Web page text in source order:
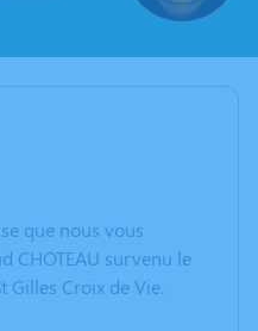
que nous vous
CHOTEAU survenu le
Gilles Croix de Vie.